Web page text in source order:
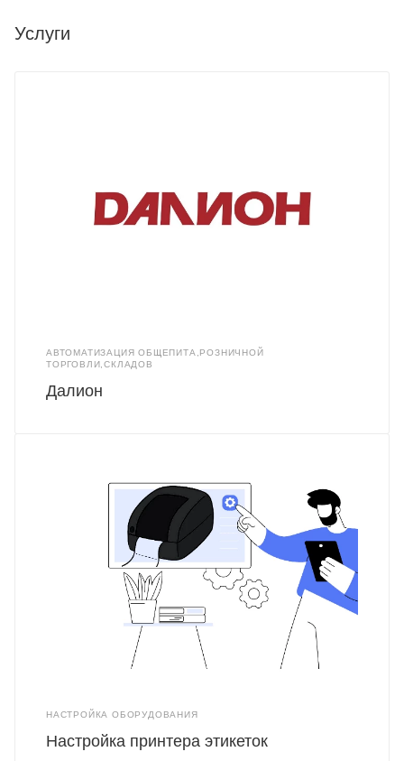
Услуги
АВТОМАТИЗАЦИЯ ОБЩЕПИТА,РОЗНИЧНОЙ
ТОРГОВЛИ,СКЛАДОВ
Далион
НАСТРОЙКА ОБОРУДОВАНИЯ
Настройка принтера этикеток